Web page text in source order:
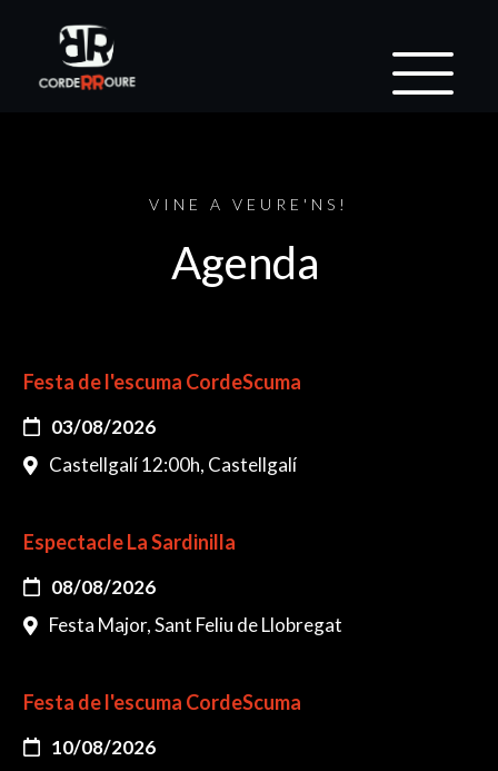
VINE A VEURE'NS!
Agenda
Festa de l'escuma CordeScuma
03/08/2026
Castellgalí 12:00h, Castellgalí
Espectacle La Sardinilla
08/08/2026
Festa Major, Sant Feliu de Llobregat
Festa de l'escuma CordeScuma
10/08/2026